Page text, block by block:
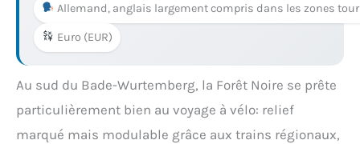
Allemand, anglais largement compris dans les zones
Euro (EUR)
Au sud du Bade-Wurtemberg, la Forêt Noire se prête
particulièrement bien au voyage à vélo: relief
marqué mais modulable grâce aux trains régionaux,